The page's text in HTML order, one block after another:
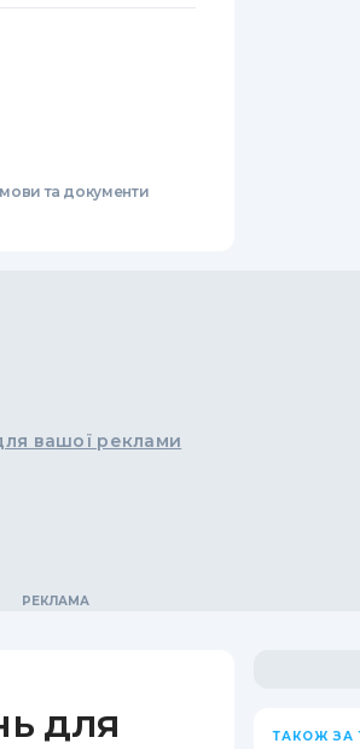
та документи
вашої реклами
для
ТАКОЖ ЗА